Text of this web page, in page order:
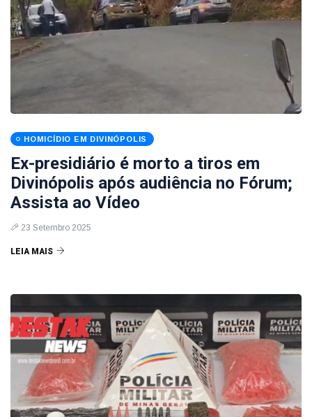
HOMICÍDIO EM DIVINÓPOLIS
Ex-presidiário é morto a tiros em
Divinópolis após audiência no Fórum;
Assista ao Vídeo
23 Setembro 2025
LEIA MAIS